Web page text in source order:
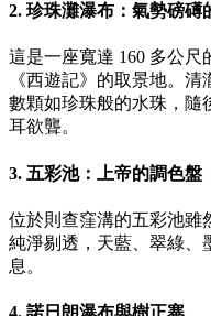
2. 珍珠灘瀑布：氣勢磅礡
這是一座寬達 160 多公尺
《西遊記》的取景地。
數顆如珍珠般的水珠，隨
耳欲聾。
3. 五彩池：上帝的調色盤
位於則查窪溝的五彩池雖
純淨剔透，天藍、翠綠、
息。